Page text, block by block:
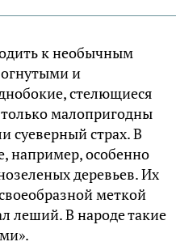
к необычным
и
стелющиеся
малопригодны
суеверный страх. В
например, особенно
деревьев. Их
меткой
леший. В народе такие